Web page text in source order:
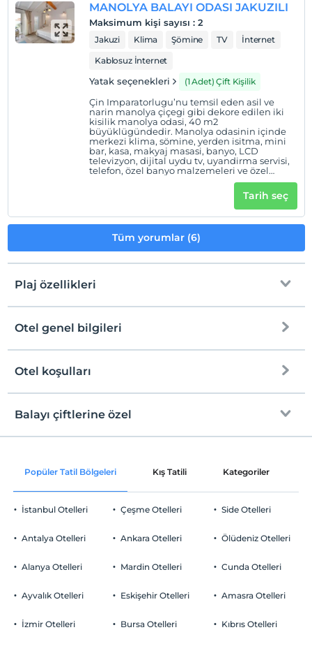
MANOLYA BALAYI ODASI JAKUZILI
Maksimum kişi sayısı : 2
Jakuzi Klima Şömine TV
İnternet
Kablosuz İnternet
Yatak seçenekleri (1 Adet) Çift Kişilik
Çin Imparatorlugu’nu temsil eden asil ve
narin manolya çiçegi gibi dekore edilen iki
kisilik manolya odasi, 40 m2
büyüklügündedir. Manolya odasinin içinde
merkezi klima, sömine, yerden isitma, mini
bar, kasa, makyaj masasi, banyo, LCD
televizyon, dijital uydu tv, uyandirma servisi,
telefon, özel banyo malzemeleri ve özel
buklet malzemeleri, bornoz ve özel müzik
sistemi vardir. Ayrica manolya odasindaTarih seç
Tüm yorumlar (6)
Plaj özellikleri
Plaja 3 km mesafededir
Kum plaj
Kum, çakıl karışık plaj
Kıyıdan itibaren derin deniz
Kıyıda sığ deniz
Otel genel bilgileri
Ücretsiz Wi-fi
Otopark (Tesis disinda)
Otel koşulları
Check/in
En erken saat 14:00 ve sonrası
Check/out
Evcil Hayvan
Sigara
Çocuklar
Balayı çiftlerine özel
Oda süslemesi
Gül yaprakları ile süsleme
Popüler Tatil Bölgeleri Kış Tatili Kategoriler
İstanbul Otelleri
Antalya Otelleri
Alanya Otelleri
Ayvalık Otelleri
İzmir Otelleri
Çeşme Otelleri
Ankara Otelleri
Mardin Otelleri
Eskişehir Otelleri
Bursa Otelleri
Side Otelleri
Ölüdeniz Otelleri
Cunda Otelleri
Amasra Otelleri
Kıbrıs Otelleri